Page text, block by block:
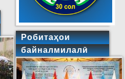
Робитаҳои
байналмилалӣ